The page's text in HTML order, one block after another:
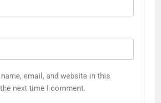
email, and website in this
next time I comment.